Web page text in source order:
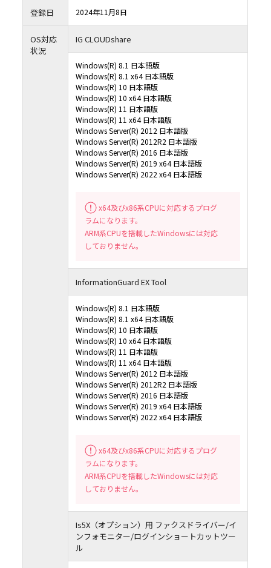
登録日 2024年11月8日
OS対応
状況
IG CLOUDshare
Windows(R) 8.1 日本語版
Windows(R) 8.1 x64 日本語版
Windows(R) 10 日本語版
Windows(R) 10 x64 日本語版
Windows(R) 11 日本語版
Windows(R) 11 x64 日本語版
Windows Server(R) 2012 日本語版
Windows Server(R) 2012R2 日本語版
Windows Server(R) 2016 日本語版
Windows Server(R) 2019 x64 日本語版
Windows Server(R) 2022 x64 日本語版
x64及びx86系CPUに対応するプログ
ラムになります。
ARM系CPUを搭載したWindowsには対応
しておりません。
InformationGuard EX Tool
Windows(R) 8.1 日本語版
Windows(R) 8.1 x64 日本語版
Windows(R) 10 日本語版
Windows(R) 10 x64 日本語版
Windows(R) 11 日本語版
Windows(R) 11 x64 日本語版
Windows Server(R) 2012 日本語版
Windows Server(R) 2012R2 日本語版
Windows Server(R) 2016 日本語版
Windows Server(R) 2019 x64 日本語版
Windows Server(R) 2022 x64 日本語版
x64及びx86系CPUに対応するプログ
ラムになります。
ARM系CPUを搭載したWindowsには対応
しておりません。
Is5X（オプション）用 ファクスドライバー/イ
ンフォモニター/ログインショートカットツー
ル